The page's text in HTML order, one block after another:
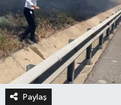
Paylaş